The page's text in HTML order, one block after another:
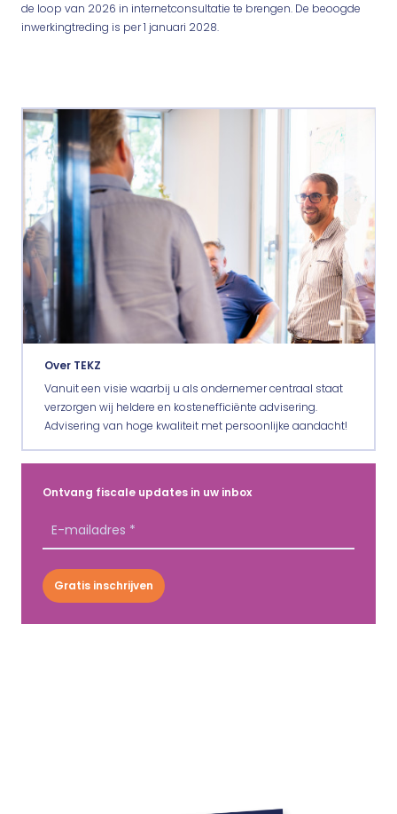
de loop van 2026 in internetconsultatie te brengen. De beoogde
inwerkingtreding is per 1 januari 2028.
Over TEKZ
Vanuit een visie waarbij u als ondernemer centraal staat
verzorgen wij heldere en kostenefficiënte advisering.
Advisering van hoge kwaliteit met persoonlijke aandacht!
Ontvang fiscale updates in uw inbox
Gratis inschrijven